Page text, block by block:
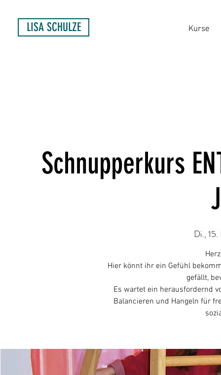
Kurse
LISA SCHULZE
Schnupperkurs
Di.,
Hier könnt ihr ein Gefühl
gefällt,
Es wartet ein herausfordernd
Balancieren und Hangeln für